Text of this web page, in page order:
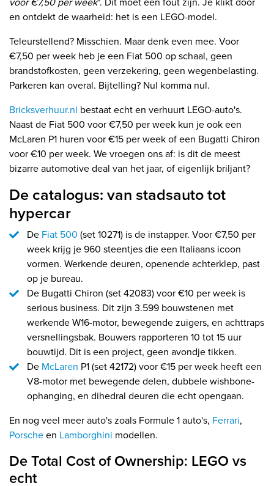
en ontdekt de waarheid: het is een LEGO-model.
Teleurstellend? Misschien. Maar denk even mee. Voor
€7,50 per week heb je een Fiat 500 op schaal, geen
brandstofkosten, geen verzekering, geen wegenbelasting.
Parkeren kan overal. Bijtelling? Nul komma nul.
Bricksverhuur.nl bestaat echt en verhuurt LEGO-auto's.
Naast de Fiat 500 voor €7,50 per week kun je ook een
McLaren P1 huren voor €15 per week of een Bugatti Chiron
voor €10 per week. We vroegen ons af: is dit de meest
bizarre automotive deal van het jaar, of eigenlijk briljant?
De catalogus: van stadsauto tot
hypercar
De Fiat 500 (set 10271) is de instapper. Voor €7,50 per
week krijg je 960 steentjes die een Italiaans icoon
vormen. Werkende deuren, openende achterklep, past
op je bureau.
De Bugatti Chiron (set 42083) voor €10 per week is
serious business. Dit zijn 3.599 bouwstenen met
werkende W16-motor, bewegende zuigers, en achttraps
versnellingsbak. Bouwers rapporteren 10 tot 15 uur
bouwtijd. Dit is een project, geen avondje tikken.
De McLaren P1 (set 42172) voor €15 per week heeft een
V8-motor met bewegende delen, dubbele wishbone-
ophanging, en dihedral deuren die echt opengaan.
En nog veel meer auto's zoals Formule 1 auto's, Ferrari,
Porscheen Lamborghini modellen.
De Total Cost of Ownership: LEGO vs
echt